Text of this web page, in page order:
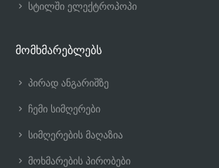
სტილში ელექტროპოპი
მომხმარებლებს
პირად ანგარიშზე
ჩემი სიმღერები
სიმღერების მაღაზია
მოხმარების პირობები